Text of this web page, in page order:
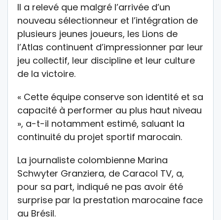
Il a relevé que malgré l’arrivée d’un
nouveau sélectionneur et l’intégration de
plusieurs jeunes joueurs, les Lions de
l’Atlas continuent d’impressionner par leur
jeu collectif, leur discipline et leur culture
de la victoire.
« Cette équipe conserve son identité et sa
capacité à performer au plus haut niveau
», a-t-il notamment estimé, saluant la
continuité du projet sportif marocain.
La journaliste colombienne Marina
Schwyter Granziera, de Caracol TV, a,
pour sa part, indiqué ne pas avoir été
surprise par la prestation marocaine face
au Brésil.